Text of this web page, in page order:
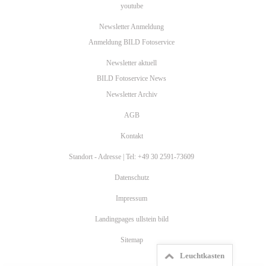
youtube
Newsletter Anmeldung
Anmeldung BILD Fotoservice
Newsletter aktuell
BILD Fotoservice News
Newsletter Archiv
AGB
Kontakt
Standort - Adresse | Tel: +49 30 2591-73609
Datenschutz
Impressum
Landingpages ullstein bild
Sitemap
Leuchtkasten